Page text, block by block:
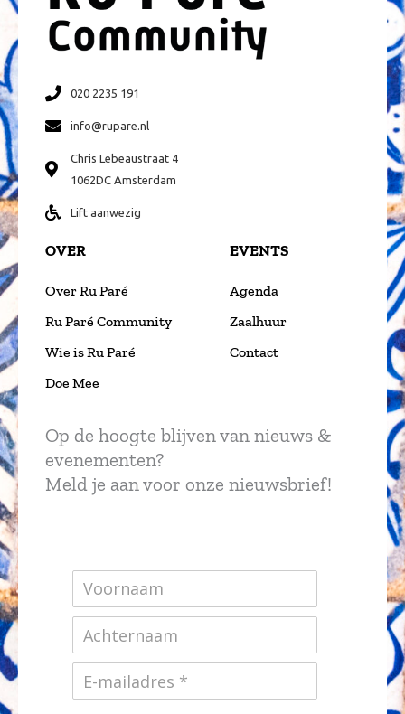
020 2235 191
info@rupare.nl
Chris Lebeaustraat 4
1062DC Amsterdam
Lift aanwezig
OVER
Over Ru Paré
Ru Paré Community
Wie is Ru Paré
Doe Mee
EVENTS
Agenda
Zaalhuur
Contact
Op de hoogte blijven van nieuws &
evenementen?
Meld je aan voor onze nieuwsbrief!